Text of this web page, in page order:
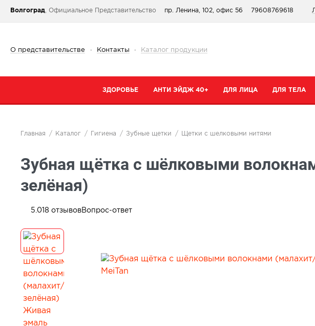
Волгоград , Официальное Представительство пр. Ленина, 102, офис 56 79608769618
О представительстве · Контакты · Каталог продукции
ЗДОРОВЬЕ
Категории
Тонизирующие и общеукрепляющие
От паразитов
Для сердца и сосудов
Для коррекции веса
Детокс и лимфодренаж
Для нервной системы
Для работы мозга и памяти
Активное долголетие
Для кожи, волос и ногтей
АНТИ ЭЙДЖ 40+ ДЛЯ ЛИЦА
Категории
Кремы
Сопутствующие товары
ДЛЯ ТЕЛА
Категории
Кремы для телаБальзамы
Главная Каталог Гигиена Зубные щетки Щетки с шелковыми нитями
Зубная щётка с шёлковыми
зелёная)
5.0 18 отзывовВопрос-ответ